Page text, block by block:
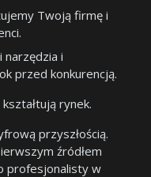
Twoją firmę i
narzędzia i
przed konkurencją.
rynek.
przyszłością.
źródłem
profesjonalisty w